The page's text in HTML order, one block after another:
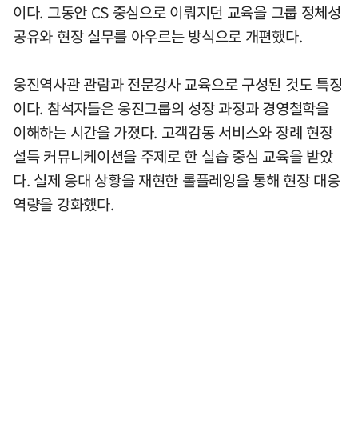
이다. 그동안 CS 중심으로 이뤄지던 교육을 그룹 정체성
공유와 현장 실무를 아우르는 방식으로 개편했다.
웅진역사관 관람과 전문강사 교육으로 구성된 것도 특징
이다. 참석자들은 웅진그룹의 성장 과정과 경영철학을
이해하는 시간을 가졌다. 고객감동 서비스와 장례 현장
설득 커뮤니케이션을 주제로 한 실습 중심 교육을 받았
다. 실제 응대 상황을 재현한 롤플레잉을 통해 현장 대응
역량을 강화했다.